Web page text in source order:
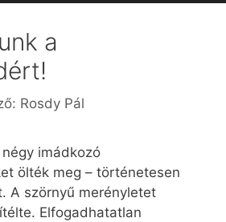
a
Rosdy Pál
imádkozó
ölték meg – történetesen
A szörnyű merényletet
Elfogadhatatlan